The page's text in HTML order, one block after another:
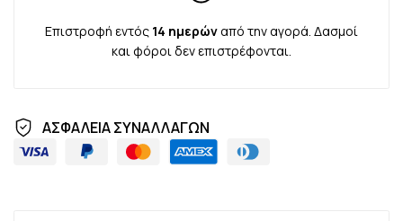
Επιστροφή εντός 14 ημερώναπό την αγορά. Δασμοί
και φόροι δεν επιστρέφονται.
ΑΣΦΑΛΕΙΑ ΣΥΝΑΛΛΑΓΩΝ